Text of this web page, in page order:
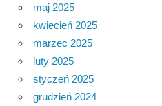
maj 2025
kwiecień 2025
marzec 2025
luty 2025
styczeń 2025
grudzień 2024